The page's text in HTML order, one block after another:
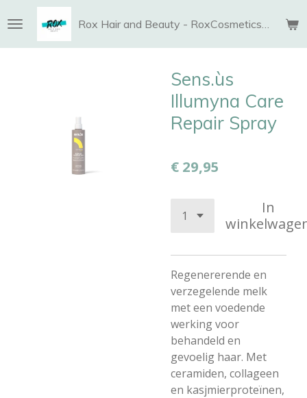
direct
naar
Rox Hair and Beauty - RoxCosmetics and More
Sens.ùs
Illumyna Care
Repair Spray
€ 29,95
In
Regenererende en
verzegelende melk
met een voedende
werking voor
behandeld en
gevoelig haar. Met
ceramiden, collageen
en kasjmierproteïnen,